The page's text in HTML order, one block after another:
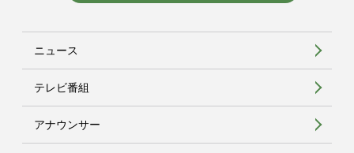
ニュース
テレビ番組
アナウンサー